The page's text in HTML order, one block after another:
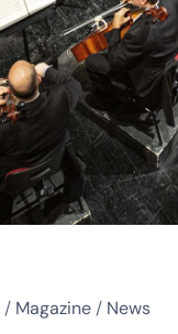
/ Magazine / News